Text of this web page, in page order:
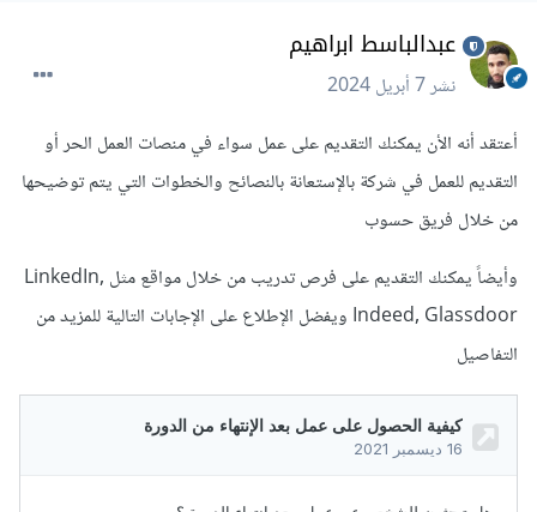
عبدالباسط ابراهيم
نشر7 أبريل 2024
أعتقد أنه الأن يمكنك التقديم على عمل سواء في منصات العمل الحر أو
التقديم للعمل في شركة بالإستعانة بالنصائح والخطوات التي يتم توضيحها
من خلال فريق حسوب
وأيضاً يمكنك التقديم على فرص تدريب من خلال مواقع مثل LinkedIn,
Indeed, Glassdoor ويفضل الإطلاع على الإجابات التالية للمزيد من
التفاصيل